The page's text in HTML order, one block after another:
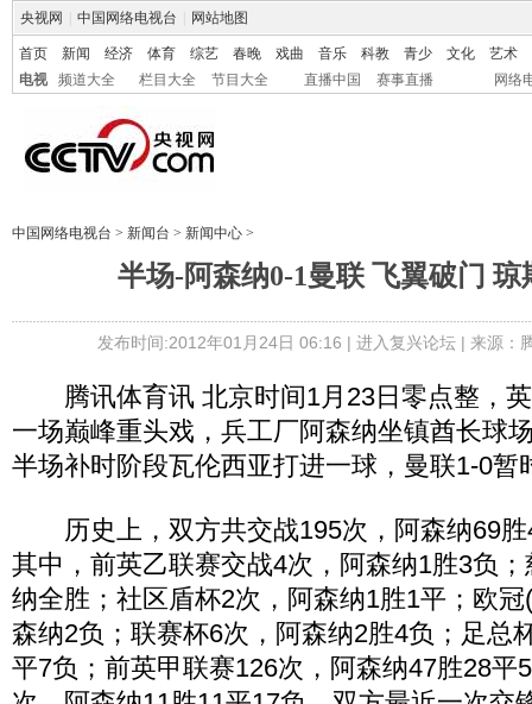
央视网 中国网络电视台 网站地图
首页 新闻 经济 体育 综艺 春晚 戏曲 音乐 科教 青少 文化
艺术
电视
频道大全 栏目大全 节目大全 直播中国 赛事直播 网络
中国网络电视台 > 新闻台 > 新闻中心 >
半场-阿森纳0-1曼联 飞翼破门 琼
发布时间:2012年01月24日 06:16 | 进入复兴论坛| 来源：
腾讯体育讯 北京时间1月23日零点整，英
一场巅峰重头戏，兵工厂阿森纳坐镇酋长球
半场补时阶段瓦伦西亚打进一球，曼联1-0暂
历史上，双方共交战195次，阿森纳69胜
其中，前英乙联赛交战4次，阿森纳1胜3负
纳全胜；社区盾杯2次，阿森纳1胜1平；欧
森纳2负；联赛杯6次，阿森纳2胜4负；足总
平7负；前英甲联赛126次，阿森纳47胜28平